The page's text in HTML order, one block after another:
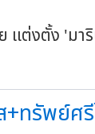
+ทรัพย์